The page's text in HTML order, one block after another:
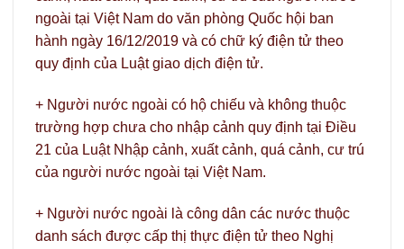
ngoài tại Việt Nam do văn phòng Quốc hội ban
hành ngày 16/12/2019 và có chữ ký điện tử theo
quy định của Luật giao dịch điện tử.
+ Người nước ngoài có hộ chiếu và không thuộc
trường hợp chưa cho nhập cảnh quy định tại Điều
21 của Luật Nhập cảnh, xuất cảnh, quá cảnh, cư trú
của người nước ngoài tại Việt Nam.
+ Người nước ngoài là công dân các nước thuộc
danh sách được cấp thị thực điện tử theo Nghị